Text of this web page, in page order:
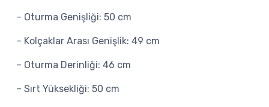
– Oturma Genişliği: 50 cm
– Kolçaklar Arası Genişlik: 49 cm
– Oturma Derinliği: 46 cm
– Sırt Yüksekliği: 50 cm